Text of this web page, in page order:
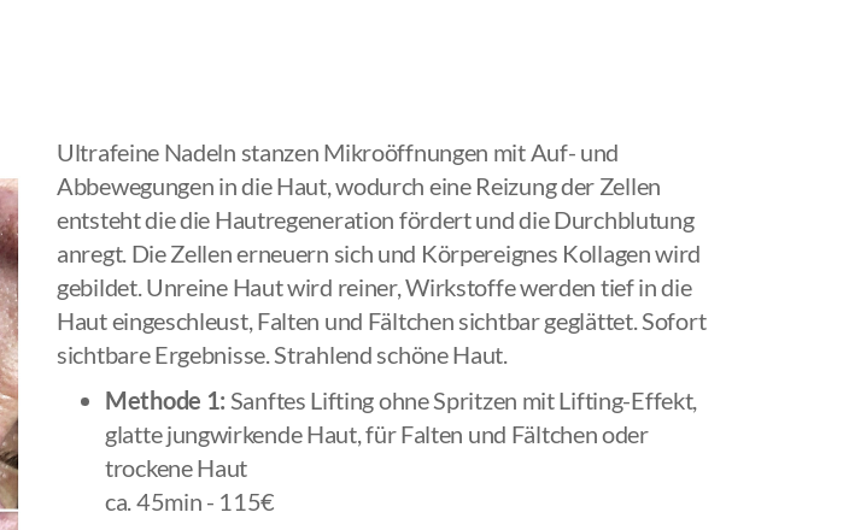
Ultrafeine Nadeln stanzen Mikroöffnungen mit Auf- und
Abbewegungen in die Haut, wodurch eine Reizung der Zellen
entsteht die die Hautregeneration fördert und die Durchblutung
anregt. Die Zellen erneuern sich und Körpereignes Kollagen wird
gebildet. Unreine Haut wird reiner, Wirkstoffe werden tief in die
Haut eingeschleust, Falten und Fältchen sichtbar geglättet. Sofort
sichtbare Ergebnisse. Strahlend schöne Haut.
Methode 1: Sanftes Lifting ohne Spritzen mit Lifting-Effekt,
glatte jungwirkende Haut, für Falten und Fältchen oder
trockene Haut
ca. 45min - 115€